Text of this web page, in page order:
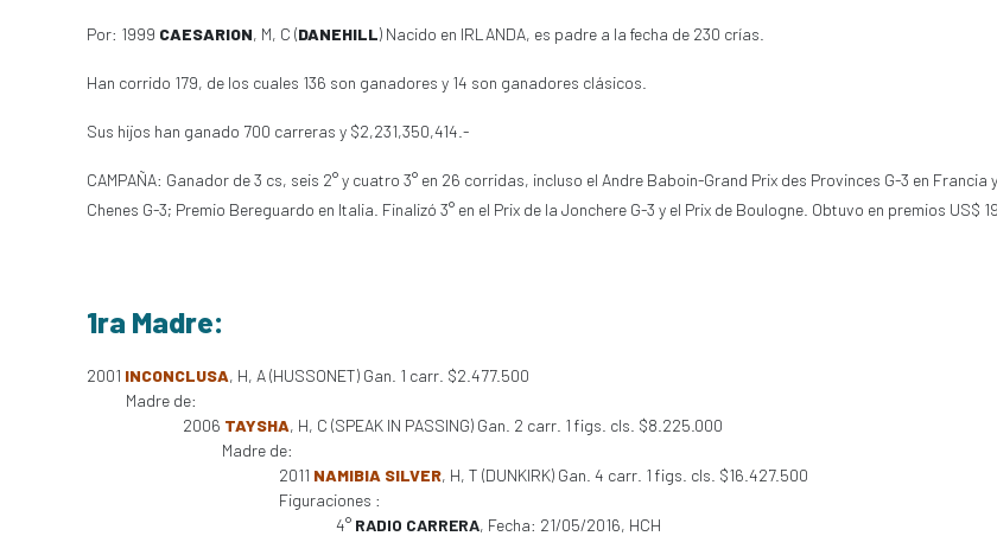
Por: 1999 CAESARION, M, C (DANEHILL) Nacido en IRLANDA, es padre a la fecha de 230 crías.
Han corrido 179, de los cuales 136 son ganadores y 14 son ganadores clásicos.
Sus hijos han ganado 700 carreras y $2,231,350,414.-
CAMPAÑA: Ganador de 3 cs, seis 2° y cuatro 3° en 26 corridas, incluso el Andre Baboin-Grand Prix des Provinces G-3 en Francia
Chenes G-3; Premio Bereguardo en Italia. Finalizó 3° en el Prix de la Jonchere G-3 y el Prix de Boulogne. Obtuvo en premios US$
1ra Madre:
2001 INCONCLUSA, H, A (HUSSONET) Gan. 1 carr. $2.477.500
Madre de:
2006 TAYSHA, H, C (SPEAK IN PASSING) Gan. 2 carr. 1 figs. cls. $8.225.000
Madre de:
2011 NAMIBIA SILVER, H, T (DUNKIRK) Gan. 4 carr. 1 figs. cls. $16.427.500
Figuraciones :
4° RADIO CARRERA, Fecha: 21/05/2016, HCH